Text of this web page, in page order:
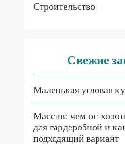
Строительство
Свежие
Маленькая угловая
Массив: чем он
для гардеробной и
подходящий вариант